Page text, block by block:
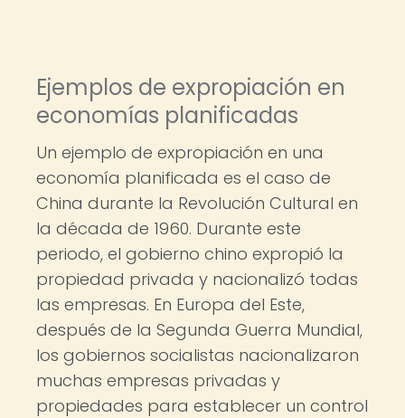
Ejemplos de expropiación en
economías planificadas
Un ejemplo de expropiación en una
economía planificada es el caso de
China durante la Revolución Cultural en
la década de 1960. Durante este
periodo, el gobierno chino expropió la
propiedad privada y nacionalizó todas
las empresas. En Europa del Este,
después de la Segunda Guerra Mundial,
los gobiernos socialistas nacionalizaron
muchas empresas privadas y
propiedades para establecer un control